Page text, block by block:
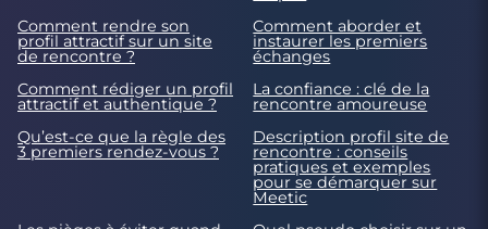
Comment rendre son
profil attractif sur un site
de rencontre ?
Comment aborder et
instaurer les premiers
échanges
Comment rédiger un profil
attractif et authentique ?
La confiance : clé de la
rencontre amoureuse
Qu’est-ce que la règle des
3 premiers rendez-vous ?
Description profil site de
rencontre : conseils
pratiques et exemples
pour se démarquer sur
Meetic